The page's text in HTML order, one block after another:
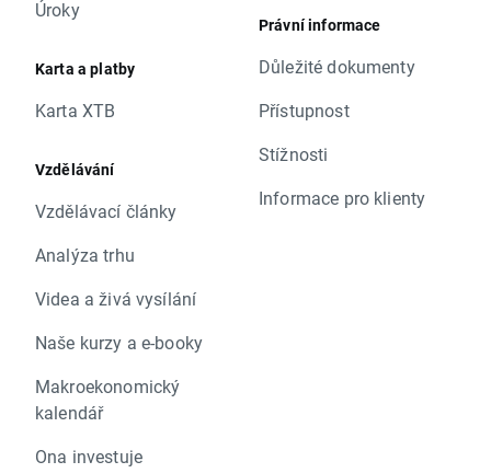
Úroky
Karta a platby
Karta XTB
Vzdělávání
Vzdělávací články
Analýza trhu
Videa a živá vysílání
Naše kurzy a e-booky
Makroekonomický
kalendář
Ona investuje
Právní informace
Důležité dokumenty
Přístupnost
Stížnosti
Informace pro klienty